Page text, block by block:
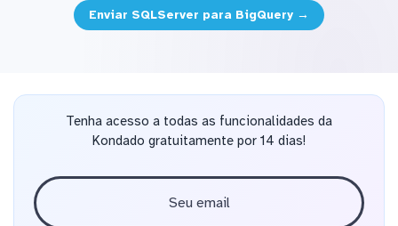
Enviar SQLServer para BigQuery →
Tenha acesso a todas as funcionalidades da
Kondado gratuitamente por 14 dias!